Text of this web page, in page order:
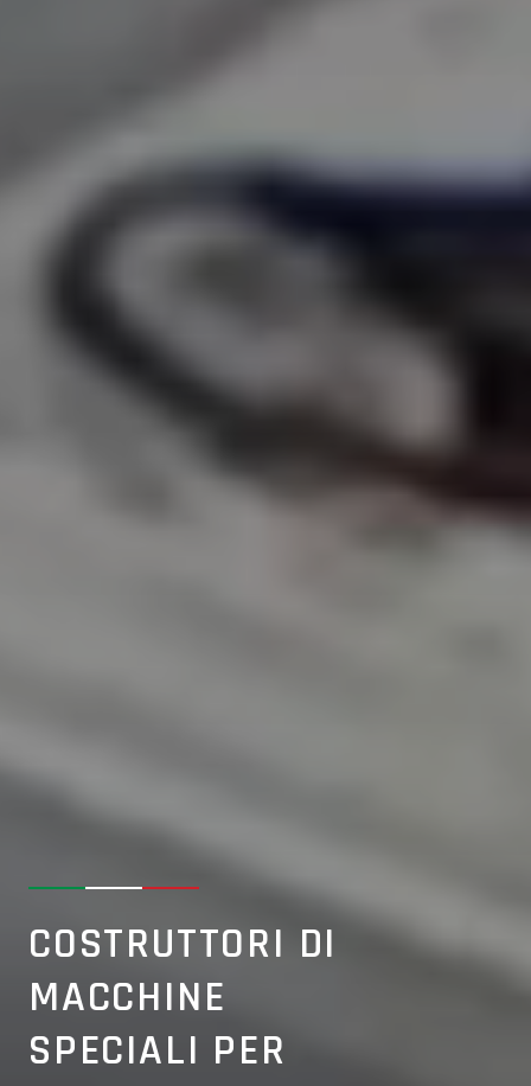
COSTRUTTORI DI
MACCHINE
SPECIALI PER